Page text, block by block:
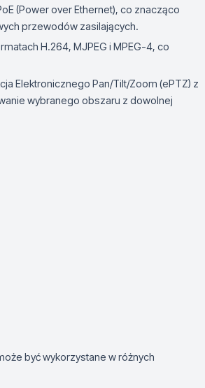
(Power over Ethernet), co znacząco
przewodów zasilających.
H.264, MJPEG i MPEG-4, co
Elektronicznego Pan/Tilt/Zoom (ePTZ) z
wybranego obszaru z dowolnej
być wykorzystane w różnych